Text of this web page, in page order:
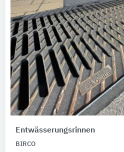
Entwässerungsrinnen
BIRCO